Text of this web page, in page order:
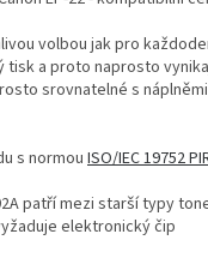
volbou jak pro
tisk a proto naprosto
srovnatelné s náplněmi
s normouISO/IEC 19752
patří mezi starší typy
elektronický čip